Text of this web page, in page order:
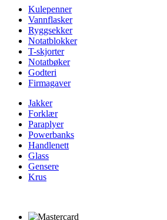
Kulepenner
Vannflasker
Ryggsekker
Notatblokker
T-skjorter
Notatbøker
Godteri
Firmagaver
Jakker
Forklær
Paraplyer
Powerbanks
Handlenett
Glass
Gensere
Krus